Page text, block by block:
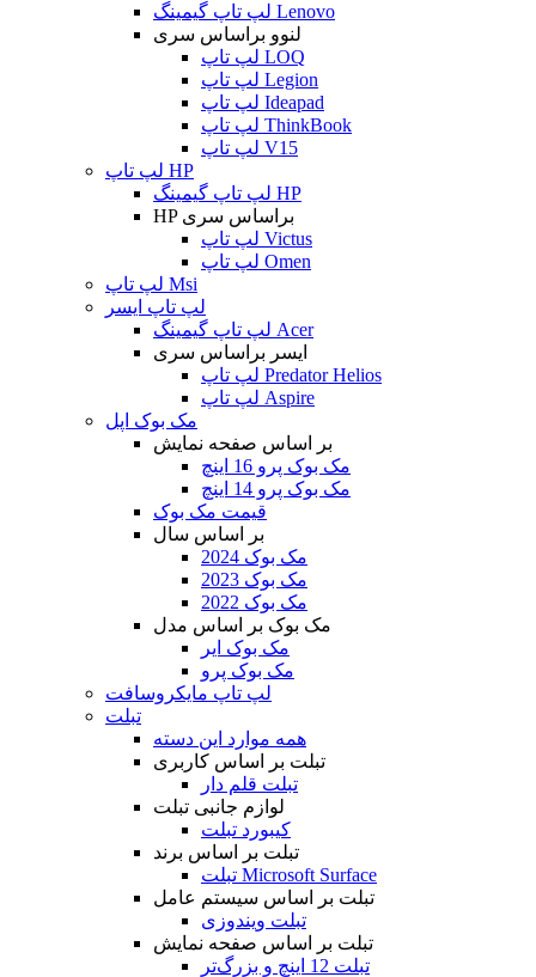
لپ تاپ گیمینگ Lenovo
لنوو براساس سری
لپ تاپ LOQ
لپ تاپ Legion
لپ تاپ Ideapad
لپ تاپ ThinkBook
لپ تاپ V15
لپ تاپ HP
لپ تاپ گیمینگ HP
HP براساس سری
لپ تاپ Victus
لپ تاپ Omen
لپ تاپ Msi
لپ تاپ ایسر
لپ تاپ گیمینگ Acer
ایسر براساس سری
لپ تاپ Predator Helios
لپ تاپ Aspire
مک بوک اپل
بر اساس صفحه نمایش
مک بوک پرو 16 اینچ
مک بوک پرو 14 اینچ
قیمت مک بوک
بر اساس سال
مک بوک 2024
مک بوک 2023
مک بوک 2022
مک بوک بر اساس مدل
مک بوک ایر
مک بوک پرو
لپ تاپ مایکروسافت
تبلت
همه موارد این دسته
تبلت بر اساس کاربری
تبلت قلم دار
لوازم جانبی تبلت
کیبورد تبلت
تبلت بر اساس برند
تبلت Microsoft Surface
تبلت بر اساس سیستم عامل
تبلت ویندوزی
تبلت بر اساس صفحه نمایش
تبلت 12 اینچ و بزرگ‌تر